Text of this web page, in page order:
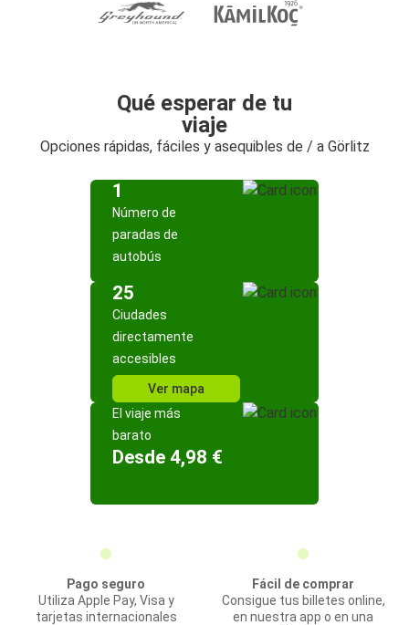
Qué esperar de tu
viaje
Opciones rápidas, fáciles y asequibles de / a Görlitz
1
Número de
paradas de
autobús
25
Ciudades
directamente
accesibles
Ver mapa
El viaje más
barato
Desde 4,98 €
Pago seguro
Utiliza Apple Pay, Visa y
tarjetas internacionales
Fácil de comprar
Consigue tus billetes online,
en nuestra app o en una